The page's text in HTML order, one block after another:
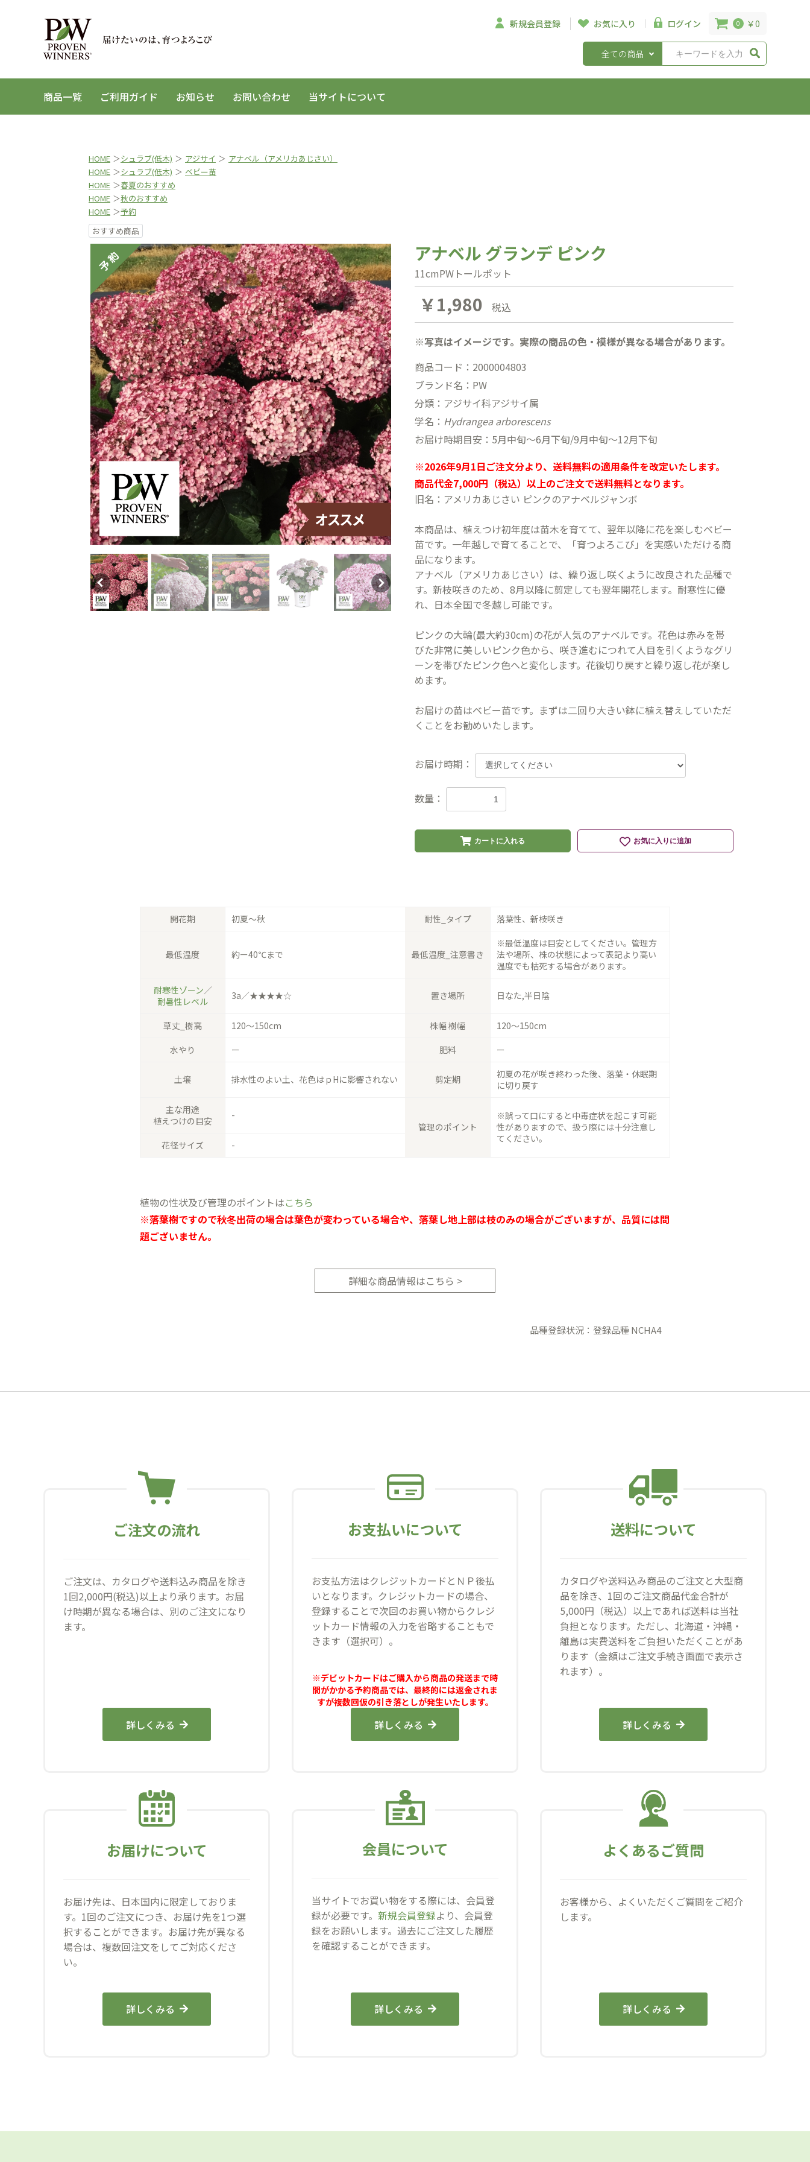
新規会員登録 お気に入り ログイン 0 ￥0
全ての商品
商品一覧 ご利用ガイド お知らせ お問い合わせ 当サイトについて
HOME ＞シュラブ(低木) ＞ アジサイ ＞ アナベル（アメリカあじさい）
HOME ＞シュラブ(低木) ＞ ベビー苗
HOME ＞春夏のおすすめ
HOME ＞秋のおすすめ
HOME ＞予約
おすすめ商品
アナベル グランデ ピンク
11cmPWトールポット
￥1,980 税込
※写真はイメージです。実際の商品の色・模様が異なる場合があります。
商品コード：2000004803
ブランド名：PW
分類：アジサイ科アジサイ属
学名： Hydrangea arborescens
お届け時期目安：5月中旬〜6月下旬/9月中旬〜12月下旬
※2026年9月1日ご注文分より、送料無料の適用条件を改定いたします。
商品代金7,000円（税込）以上のご注文で送料無料となります。
旧名：アメリカあじさい ピンクのアナベルジャンボ
本商品は、植えつけ初年度は苗木を育てて、翌年以降に花を楽しむベビー
苗です。一年越しで育てることで、「育つよろこび」を実感いただける商
品になります。
アナベル（アメリカあじさい）は、繰り返し咲くように改良された品種で
す。新枝咲きのため、8月以降に剪定しても翌年開花します。耐寒性に優
れ、日本全国で冬越し可能です。
ピンクの大輪(最大約30cm)の花が人気のアナベルです。花色は赤みを帯
びた非常に美しいピンク色から、咲き進むにつれて人目を引くようなグリ
ーンを帯びたピンク色へと変化します。花後切り戻すと繰り返し花が楽し
めます。
お届けの苗はベビー苗です。まずは二回り大きい鉢に植え替えしていただ
くことをお勧めいたします。
お届け時期：
数量：
カートに入れる お気に入りに追加
開花期 初夏〜秋 耐性_タイプ 落葉性、新枝咲き
最低温度 約ー40℃まで 最低温度_注意書き
※最低温度は目安としてください。管理方
法や場所、株の状態によって表記より高い
温度でも枯死する場合があります。
耐寒性ゾーン／
耐暑性レベル
3a／★★★★☆ 置き場所 日なた,半日陰
草丈_樹高 120〜150cm 株幅 樹幅
120〜150cm
水やり
ー 肥料 ー
土壌 排水性のよい土、花色はｐHに影響されない 剪定期
初夏の花が咲き終わった後、落葉・休眠期
に切り戻す
主な用途
植えつけの目安
-
管理のポイント
※誤って口にすると中毒症状を起こす可能
性がありますので、扱う際には十分注意し
てください。
花径サイズ -
植物の性状及び管理のポイントはこちら
※落葉樹ですので秋冬出荷の場合は葉色が変わっている場合や、落葉し地上部は枝のみの場合がございますが、品質には問
題ございません。
詳細な商品情報はこちら >
品種登録状況：登録品種 NCHA4
ご注文の流れ
ご注文は、カタログや送料込み商品を除き
1回2,000円(税込)以上より承ります。お届
け時期が異なる場合は、別のご注文になり
ます。
詳しくみる
お支払いについて
お支払方法はクレジットカードとＮＰ後払
いとなります。クレジットカードの場合、
登録することで次回のお買い物からクレジ
ットカード情報の入力を省略することもで
きます（選択可）。
※デビットカードはご購入から商品の発送まで時
間がかかる予約商品では、最終的には返金されま
すが複数回仮の引き落としが発生いたします。
詳しくみる
送料について
カタログや送料込み商品のご注文と大型商
品を除き、1回のご注文商品代金合計が
5,000円（税込）以上であれば送料は当社
負担となります。ただし、北海道・沖縄・
離島は実費送料をご負担いただくことがあ
ります（金額はご注文手続き画面で表示さ
れます）。
詳しくみる
お届けについて
お届け先は、日本国内に限定しておりま
す。1回のご注文につき、お届け先を1つ選
択することができます。お届け先が異なる
場合は、複数回注文をしてご対応くださ
い。
詳しくみる
会員について
当サイトでお買い物をする際には、会員登
録が必要です。 新規会員登録より、会員登
録をお願いします。過去にご注文した履歴
を確認することができます。
詳しくみる
よくあるご質問
お客様から、よくいただくご質問をご紹介
します。
詳しくみる